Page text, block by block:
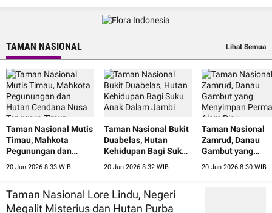
TAMAN NASIONAL Lihat Semua
Taman Nasional Mutis
Timau, Mahkota
Pegunungan dan
Tenggara Timur
20 Jun 2026 8:33 WIB
Taman Nasional Bukit
Duabelas, Hutan
Kehidupan Bagi Suku
20 Jun 2026 8:32 WIB
Taman Nasional
Zamrud, Danau
Gambut yang
Alam Riau
20 Jun 2026 8:30 WIB
Taman Nasional Lore Lindu, Negeri
Megalit Misterius dan Hutan Purba